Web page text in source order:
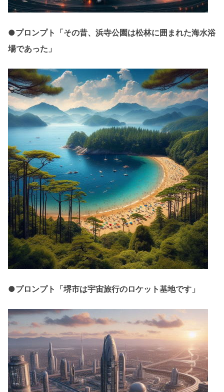
●プロンプト「その昔、浜寺公園は松林に囲まれた海水浴
場であった」
●プロンプト「堺市は宇宙旅行のロケット基地です」